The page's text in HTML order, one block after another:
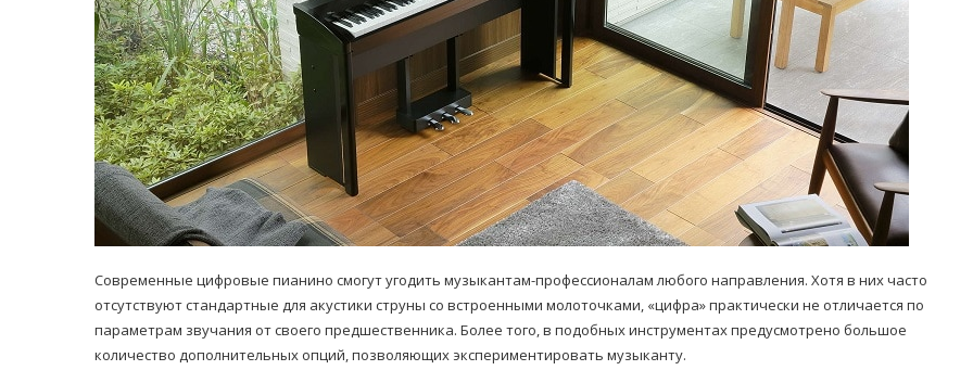
Современные цифровые пианино смогут угодить музыкантам-профессионалам любого направления. Хотя в них часто
отсутствуют стандартные для акустики струны со встроенными молоточками, «цифра» практически не отличается по
параметрам звучания от своего предшественника. Более того, в подобных инструментах предусмотрено большое
количество дополнительных опций, позволяющих экспериментировать музыканту.
принимать
никакого кипятка
30/Січ/2021
Лікарі назвали симптоми
коронавірусу в дітей
14/Бер/2020
Попробуйте рецепт
легендарного супа доктора
Моро, который без...
08/Січ/2021